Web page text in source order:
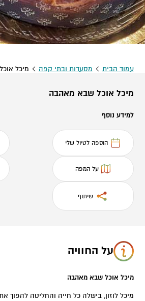
עמוד הבית מסעדות ובתי קפה מיכל
מיכל אוכל שבא מאהבה
למידע נוסף
הוספה לטיול שלי
על המפה
שיתוף
על החוויה
מיכל אוכל שבא מאהבה
מיכל לוזון, בישלה כל חייה והחליטה להפוך